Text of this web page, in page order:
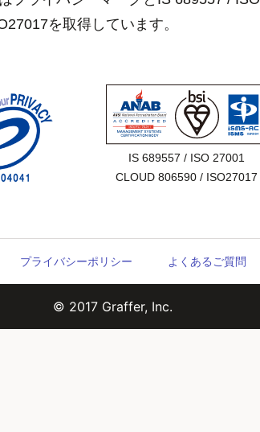
を取得しています。
IS 689557 / ISO 27001
CLOUD 806590 / ISO27017
プライバシーポリシー よくあるご質問
© 2017 Graffer, Inc.